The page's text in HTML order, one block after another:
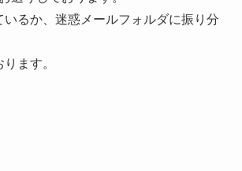
るか、迷惑メールフォルダに振り分
ます。